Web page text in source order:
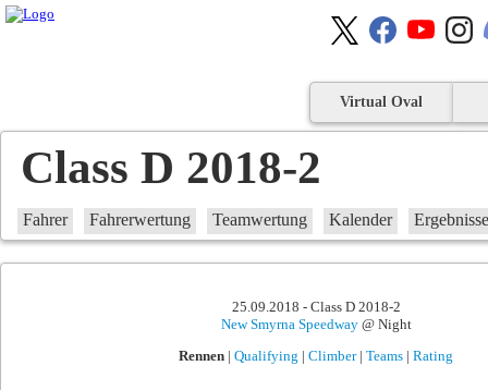
Virtual Oval
Class D 2018-2
Fahrer Fahrerwertung Teamwertung Kalender Ergebnisse
25.09.2018 - Class D 2018-2
New Smyrna Speedway@ Night
Rennen |Qualifying |Climber|Teams |Rating